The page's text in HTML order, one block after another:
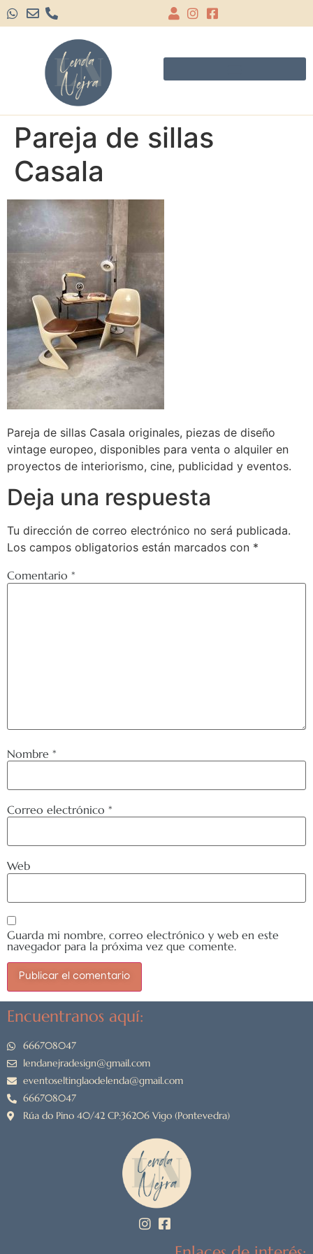
Pareja de sillas
Casala
Pareja de sillas Casala originales, piezas de diseño
vintage europeo, disponibles para venta o alquiler en
proyectos de interiorismo, cine, publicidad y eventos.
Deja una respuesta
Tu dirección de correo electrónico no será publicada.
Los campos obligatorios están marcados con *
Comentario *
Nombre *
Correo electrónico *
Web
Guarda mi nombre, correo electrónico y web en este
navegador para la próxima vez que comente.
Encuentranos aquí:
666708047
lendanejradesign@gmail.com
eventoseltinglaodelenda@gmail.com
666708047
Rúa do Pino 40/42 CP:36206 Vigo (Pontevedra)